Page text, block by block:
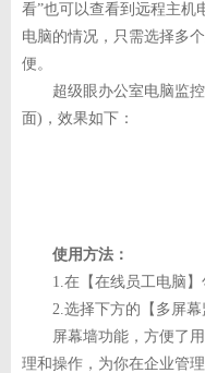
看”也可以查看到远程主机
电脑的情况，只需选择多
便。
超级眼办公室电脑监控
面)，效果如下：
使用方法：
1.在【在线员工电脑】
2.选择下方的【多屏幕
屏幕墙功能，方便了用
理和操作，为你在企业管